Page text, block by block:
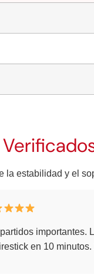
la estabilidad y el
en 10